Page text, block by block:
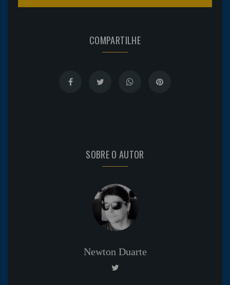
COMPARTILHE
SOBRE O AUTOR
Newton Duarte